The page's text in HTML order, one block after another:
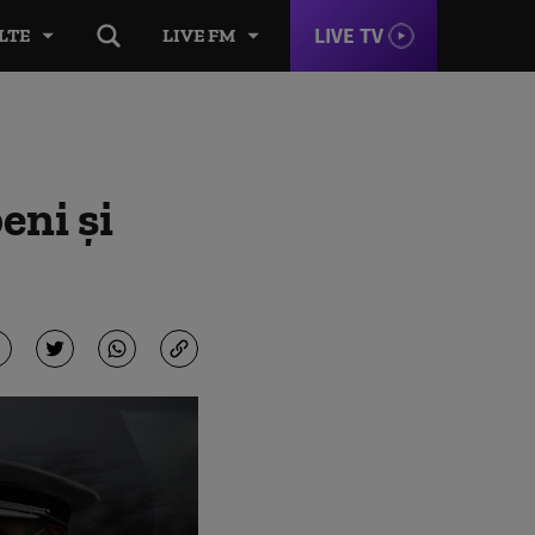
LIVE FM LIVE TV
și